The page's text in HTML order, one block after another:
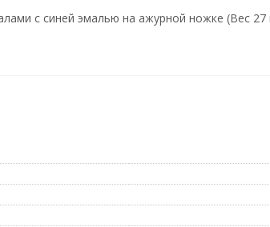
с синей эмалью на ажурной ножке (Вес 27